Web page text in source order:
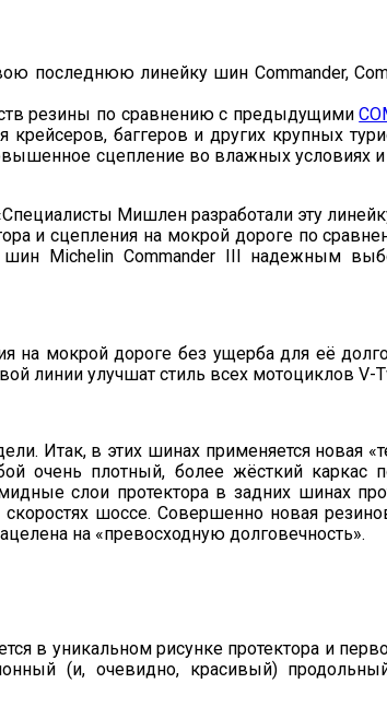
последнюю линейку шин Commander,
резины по сравнению с предыдущими
баггеров и других крупных
сцепление во влажных условиях
Мишлен разработали эту
и сцепления на мокрой дороге по
шин Michelin Commander III надежным
на мокрой дороге без ущерба для её
линии улучшат стиль всех мотоциклов V-
Итак, в этих шинах применяется новая
очень плотный, более жёсткий каркас
слои протектора в задних шинах
шоссе. Совершенно новая
на «превосходную долговечность».
в уникальном рисунке протектора и
(и, очевидно, красивый)